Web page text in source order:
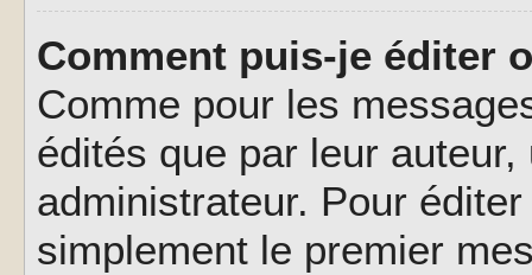
Comment puis-je éditer
Comme pour les
édités que par leur
administrateur. Pour
simplement le premier